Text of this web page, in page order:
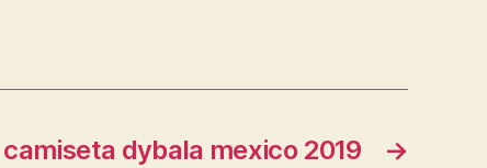
→
camiseta dybala mexico 2019